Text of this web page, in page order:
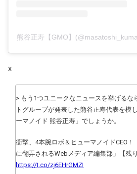
熊谷正寿【GMO】
X
> もう1つユニークなニュースを挙げるな
トグループが発表した熊谷正寿代表を模
ーマノイド 熊谷正寿」でしょうか。
衝撃、4本腕ロボ＆ヒューマノイドCEO
に翻弄されるWebメディア編集部」【残り
https://t.co/zj6EHrGMZI